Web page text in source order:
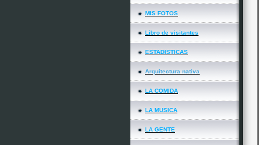
MIS FOTOS
Libro de visitantes
ESTADISTICAS
Arquitectura nativa
LA COMIDA
LA MUSICA
LA GENTE